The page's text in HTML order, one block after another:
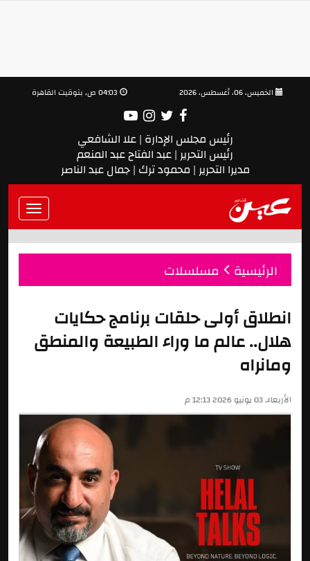
رئيس مجلس الإدارة | علا الشافعي
رئيس التحرير | عبد الفتاح عبد المنعم
مديرا التحرير | محمود ترك | جمال عبد الناصر
Toggle
الرئيسية مسلسلات
انطلاق أولى حلقات برنامج حكايات
هلال.. عالم ما وراء الطبيعة والمنطق
ومانراه
الأربعاء, 03 يونيو 2026 12:13 م